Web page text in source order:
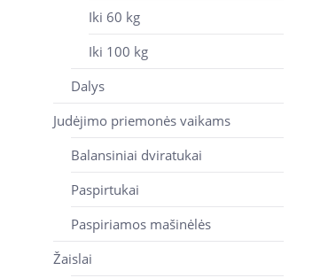
Iki 60 kg
Iki 100 kg
Dalys
Judėjimo priemonės vaikams
Balansiniai dviratukai
Paspirtukai
Paspiriamos mašinėlės
Žaislai